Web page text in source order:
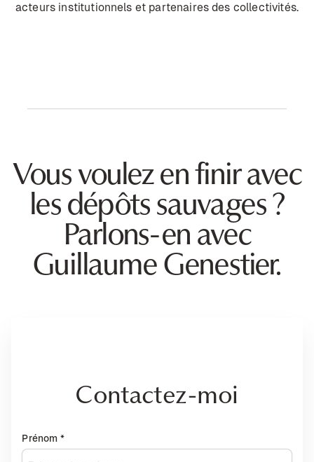
acteurs institutionnels et partenaires des collectivités.
Vous voulez en finir avec
les dépôts sauvages ?
Parlons-en avec
Guillaume Genestier.
Contactez-moi
Prénom *